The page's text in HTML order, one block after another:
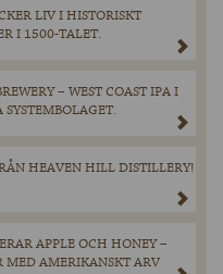
LIV I HISTORISKT
I 1500-TALET.
– WEST COAST IPA I
HEAVEN HILL DISTILLERY!
APPLE OCH HONEY –
MED AMERIKANSKT ARV